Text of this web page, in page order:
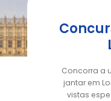
Concorra a
jantar em
vistas